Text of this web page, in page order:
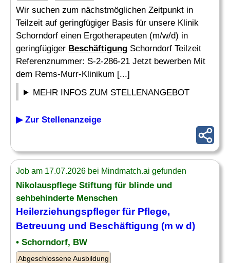
Wir suchen zum nächstmöglichen Zeitpunkt in
Teilzeit auf geringfügiger Basis für unsere Klinik
Schorndorf einen Ergotherapeuten (m/w/d) in
geringfügiger Beschäftigung Schorndorf Teilzeit
Referenznummer: S-2-286-21 Jetzt bewerben Mit
dem Rems-Murr-Klinikum [...]
MEHR INFOS ZUM STELLENANGEBOT
▶ Zur Stellenanzeige
Job am 17.07.2026 bei Mindmatch.ai gefunden
Nikolauspflege Stiftung für blinde und
sehbehinderte Menschen
Heilerziehungspfleger für Pflege,
Betreuung und Beschäftigung (m w d)
• Schorndorf, BW
Abgeschlossene Ausbildung